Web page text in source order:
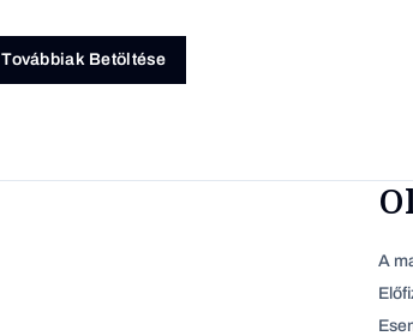
Továbbiak Betöltése
A